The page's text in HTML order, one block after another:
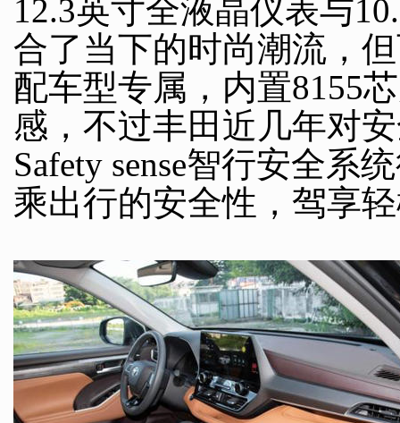
12.3英寸全液晶仪表与
合了当下的时尚潮流，
配车型专属，内置8155
感，不过丰田近几年对
Safety sense智行安全系
乘出行的安全性，驾享